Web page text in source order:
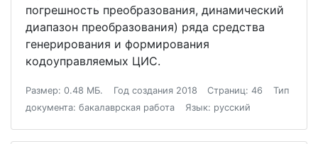
погрешность преобразования, динамический
диапазон преобразования) ряда средства
генерирования и формирования
кодоуправляемых ЦИС.
Размер: 0.48 МБ. Год создания 2018 Страниц: 46
Тип
документа: бакалаврская работа
Язык: русский